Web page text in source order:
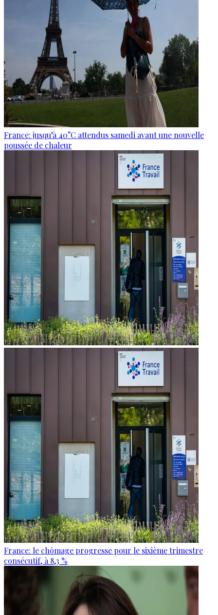
France: jusqu’à 40°C attendus samedi avant une nouvelle
poussée de chaleur
France: le chômage progresse pour le sixième trimestre
consécutif, à 8,3 %